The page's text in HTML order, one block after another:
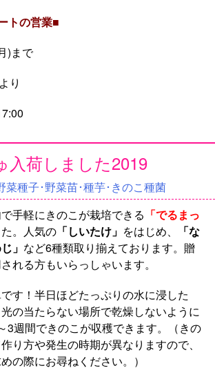
トの営業■
)まで
り
入荷しました2019
菜種子･野菜苗･種芋･きのこ種菌
手軽にきのこが栽培できる 「でるまっ
。人気の 「しいたけ」 をはじめ、
「な
」 など6種類取り揃えております。贈
れる方もいらっしゃいます。
す！半日ほどたっぷりの水に浸した
の当たらない場所で乾燥しないように
3週間できのこが収穫できます。（きの
り方や発生の時期が異なりますので、
の際にお尋ねください。）